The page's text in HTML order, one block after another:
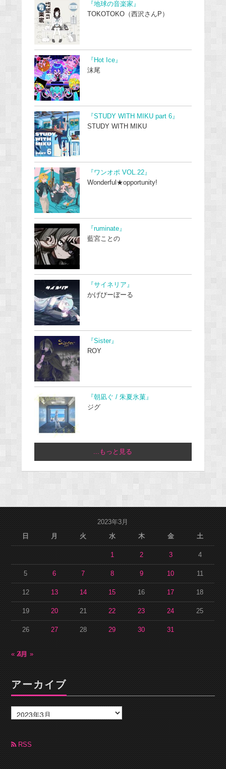
『地球の音楽家』
TOKOTOKO（西沢さんP）
『Hot Ice』
沫尾
『STUDY WITH MIKU part 6』
STUDY WITH MIKU
『ワンオポ VOL.22』
Wonderful★opportunity!
『ruminate』
藍宮ことの
『サイネリア』
かげぴーぼーる
『Sister』
ROY
『朝凪ぐ / 朱夏氷菓』
ジグ
...もっと見る
2023年3月
日
月 火 水 木 金 土
1 2 3 4
5 6 7 8 9 10 11
12 13 14 15 16 17 18
19 20 21 22 23 24 25
26 27 28 29 30 31
« 2月4月 »
アーカイブ
ー
カ
ブRSS